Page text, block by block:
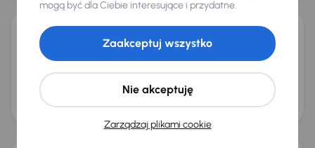
Dacia Lodgy
175 521 kmBenzyna1.2 TCe85 kW
1.2 TCe Navi Klima Tempomat +1 kolejnych
od 107 zł 18 000 zł
mogą być dla Ciebie interesujące i przydatne.
Zarządzaj plikami cookie
Nie akceptuję
Zaakceptuj wszystko